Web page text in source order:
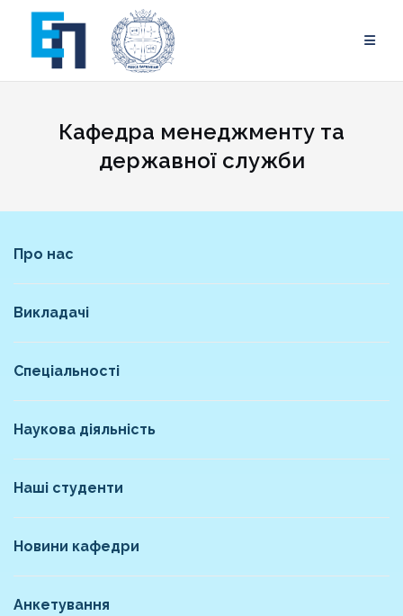
content
Кафедра менеджменту та
державної служби
Про нас
Викладачі
Спеціальності
Наукова діяльність
Наші студенти
Новини кафедри
Анкетування